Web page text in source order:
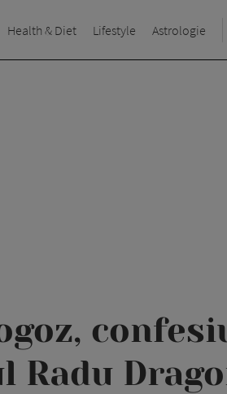
Health & Diet Lifestyle Astrologie
Radu